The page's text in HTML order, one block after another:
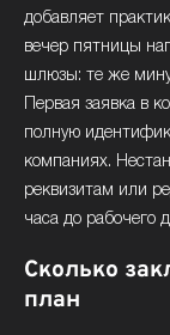
добавляет
вечер пятницы
шлюзы: те же
Первая заявка в
полную
компаниях.
реквизитам или
часа до рабочего
Сколько
план